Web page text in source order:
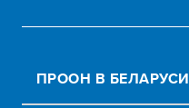
ПРООН В БЕЛАРУСИ